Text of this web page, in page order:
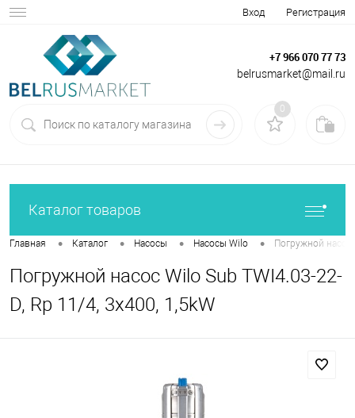
Вход Регистрация
+7 966 070 77 73
belrusmarket@mail.ru
0
Каталог товаров
Главная • Каталог • Насосы • Насосы Wilo • Погружной насос
Погружной насос Wilo Sub TWI4.03-22-
D, Rp 11/4, 3x400, 1,5kW